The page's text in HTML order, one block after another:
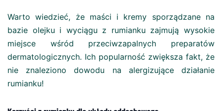
Warto wiedzieć, że maści i kremy sporządzane na
bazie olejku i wyciągu z rumianku zajmują wysokie
miejsce wśród przeciwzapalnych preparatów
dermatologicznych. Ich popularność zwiększa fakt, że
nie znaleziono dowodu na alergizujące działanie
rumianku!